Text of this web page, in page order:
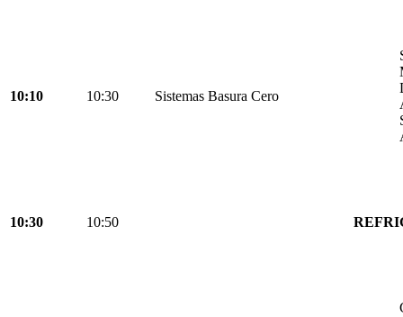
10:10 10:30 Sistemas Basura Cero
10:30 10:50